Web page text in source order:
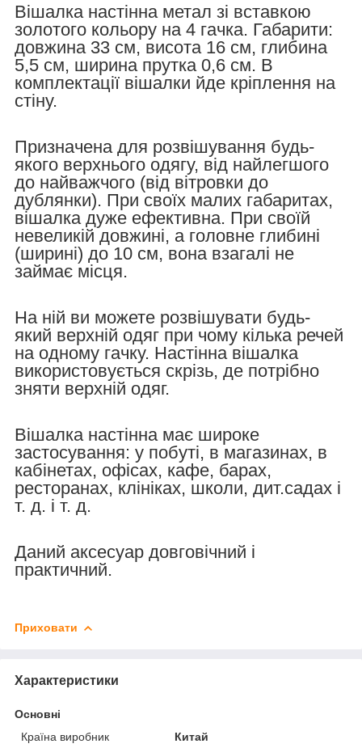
Вішалка настінна метал зі вставкою
золотого кольору на 4 гачка. Габарити:
довжина 33 см, висота 16 см, глибина
5,5 см, ширина прутка 0,6 см. В
комплектації вішалки йде кріплення на
стіну.
Призначена для розвішування будь-
якого верхнього одягу, від найлегшого
до найважчого (від вітровки до
дублянки). При своїх малих габаритах,
вішалка дуже ефективна. При своїй
невеликій довжині, а головне глибині
(ширині) до 10 см, вона взагалі не
займає місця.
На ній ви можете розвішувати будь-
який верхній одяг при чому кілька речей
на одному гачку. Настінна вішалка
використовується скрізь, де потрібно
зняти верхній одяг.
Вішалка настінна має широке
застосування: у побуті, в магазинах, в
кабінетах, офісах, кафе, барах,
ресторанах, клініках, школи, дит.садах і
т. д. і т. д.
Даний аксесуар довговічний і
практичний.
Приховати
Характеристики
Основні
Країна виробник
Китай